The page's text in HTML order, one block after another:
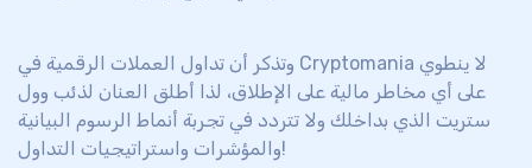
وتذكر أن تداول العملات الرقمية في Cryptomania لا ينطوي
على أي مخاطر مالية على الإطلاق، لذا أطلق العنان لذئب وول
ستريت الذي بداخلك ولا تتردد في تجربة أنماط الرسوم البيانية
والمؤشرات واستراتيجيات التداول!